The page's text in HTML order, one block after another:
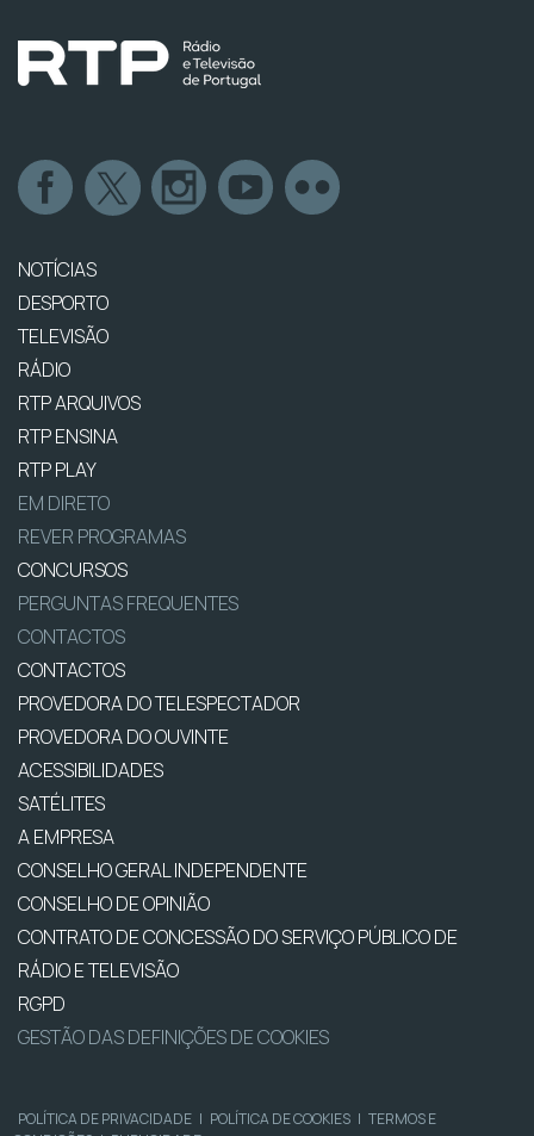
NOTÍCIAS
DESPORTO
TELEVISÃO
RÁDIO
RTP ARQUIVOS
RTP ENSINA
RTP PLAY
EM DIRETO
REVER PROGRAMAS
CONCURSOS
PERGUNTAS FREQUENTES
CONTACTOS
CONTACTOS
PROVEDORA DO TELESPECTADOR
PROVEDORA DO OUVINTE
ACESSIBILIDADES
SATÉLITES
A EMPRESA
CONSELHO GERAL INDEPENDENTE
CONSELHO DE OPINIÃO
CONTRATO DE CONCESSÃO DO SERVIÇO PÚBLICO DE
RÁDIO E TELEVISÃO
RGPD
GESTÃO DAS DEFINIÇÕES DE COOKIES
POLÍTICA DE PRIVACIDADE | POLÍTICA DE COOKIES | TERMOS E